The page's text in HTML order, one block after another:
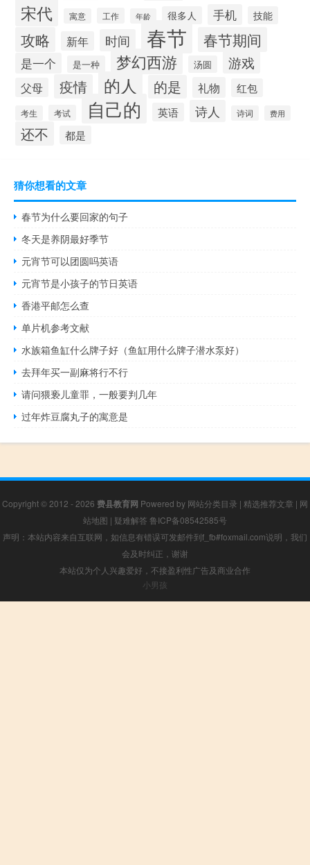
宋代 寓意 工作 年龄 很多人 手机 技能
攻略 新年 时间 春节 春节期间
是一个 是一种 梦幻西游 汤圆 游戏
父母 疫情 的人 的是 礼物 红包
考生 考试 自己的 英语 诗人 诗词 费用
还不 都是
猜你想看的文章
春节为什么要回家的句子
冬天是养阴最好季节
元宵节可以团圆吗英语
元宵节是小孩子的节日英语
香港平邮怎么查
单片机参考文献
水族箱鱼缸什么牌子好（鱼缸用什么牌子潜水泵好）
去拜年买一副麻将行不行
请问猥亵儿童罪，一般要判几年
过年炸豆腐丸子的寓意是
Copyright © 2012 - 2026 费县教育网 Powered by 网站分类目录 | 精选推荐文章 | 网
站地图 | 疑难解答 鲁ICP备08542585号
声明：本站内容来自互联网，如信息有错误可发邮件到f_fb#foxmail.com说明，我们
会及时纠正，谢谢
本站仅为个人兴趣爱好，不接盈利性广告及商业合作
小男孩